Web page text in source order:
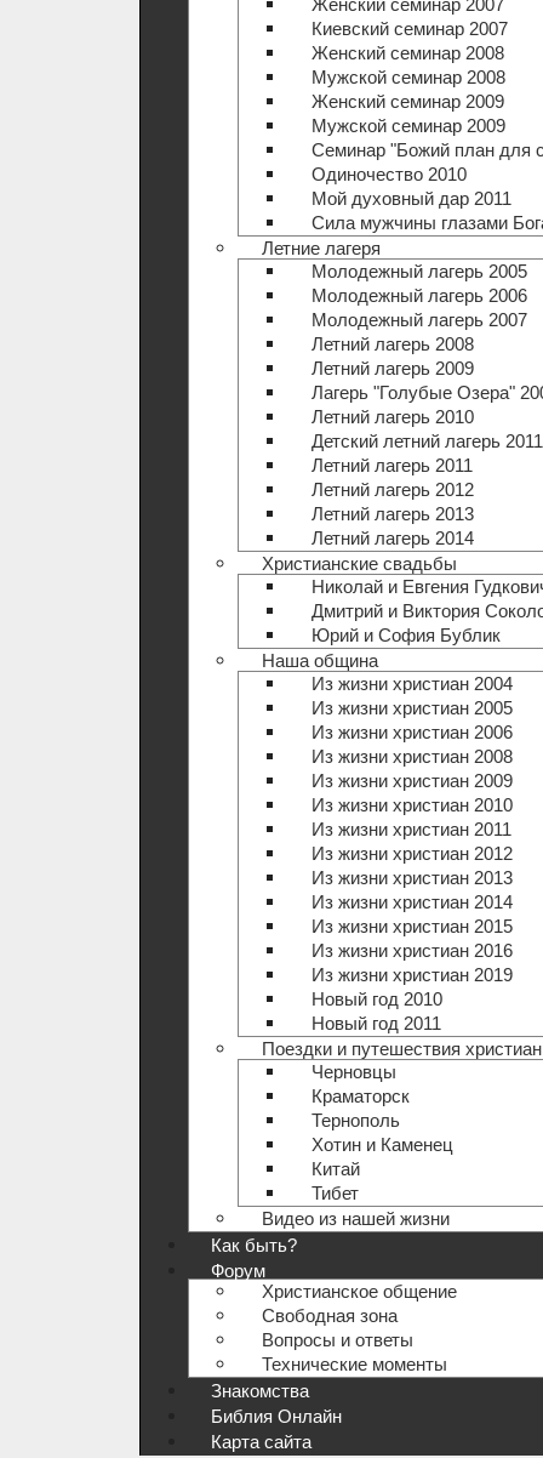
Женский семинар 2007
Киевский семинар 2007
Женский семинар 2008
Мужской семинар 2008
Женский семинар 2009
Мужской семинар 2009
Семинар "Божий план для
Одиночество 2010
Мой духовный дар 2011
Сила мужчины глазами
Летние лагеря
Молодежный лагерь 2005
Молодежный лагерь 2006
Молодежный лагерь 2007
Летний лагерь 2008
Летний лагерь 2009
Лагерь "Голубые Озера"
Летний лагерь 2010
Детский летний лагерь 2011
Летний лагерь 2011
Летний лагерь 2012
Летний лагерь 2013
Летний лагерь 2014
Христианские свадьбы
Николай и Евгения
Дмитрий и Виктория
Юрий и София Бублик
Наша община
Из жизни христиан 2004
Из жизни христиан 2005
Из жизни христиан 2006
Из жизни христиан 2008
Из жизни христиан 2009
Из жизни христиан 2010
Из жизни христиан 2011
Из жизни христиан 2012
Из жизни христиан 2013
Из жизни христиан 2014
Из жизни христиан 2015
Из жизни христиан 2016
Из жизни христиан 2019
Новый год 2010
Новый год 2011
Поездки и путешествия христиан
Черновцы
Краматорск
Тернополь
Хотин и Каменец
Китай
Тибет
Видео из нашей жизни
Как быть?
Форум
Христианское общение
Свободная зона
Вопросы и ответы
Технические моменты
Знакомства
Библия Онлайн
Карта сайта